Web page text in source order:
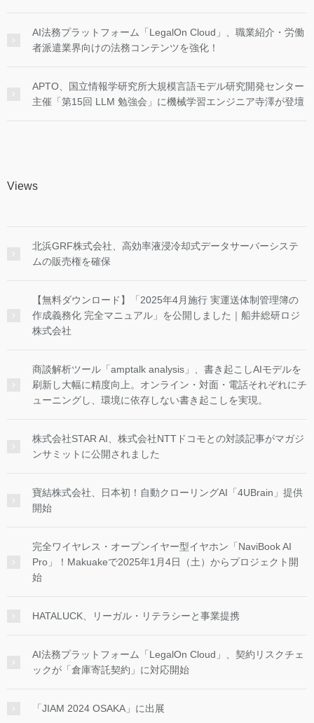
AI法務プラットフォーム「LegalOn Cloud」、職業紹介・労働
者派遣業界向けの法務コンテンツを強化！
APTO、国立情報学研究所大規模言語モデル研究開発センター
主催「第15回 LLM 勉強会」に機械学習エンジニア寺澤が登壇
Views
北浜GRF株式会社、高効率液浸冷却式データサーバーシステ
ムの販売権を確保
【無料ダウンロード】「2025年4月施行 実運送体制管理簿の
作成義務化 完全マニュアル」を公開しました｜船井総研ロジ
株式会社
商談解析ツール「amptalk analysis」、書き起こしAIモデルを
刷新し大幅に精度向上。オンライン・対面・電話それぞれにチ
ューニングし、環境に依存しない書き起こしを実現。
株式会社STAR AI、株式会社NTTドコモとの対談記事がマガジ
ンサミットに公開されました
寶結株式会社、日本初！自動クローリングAI「4UBrain」提供
開始
完全ワイヤレス・オープンイヤー型イヤホン「NaviBook AI
Pro」！Makuakeで2025年1月4日（土）からプロジェクト開
始
HATALUCK、リーガル・リテラシーと事業提携
AI法務プラットフォーム「LegalOn Cloud」、契約リスクチェ
ックが「倉庫寄託契約」に対応開始
「JIAM 2024 OSAKA」に出展